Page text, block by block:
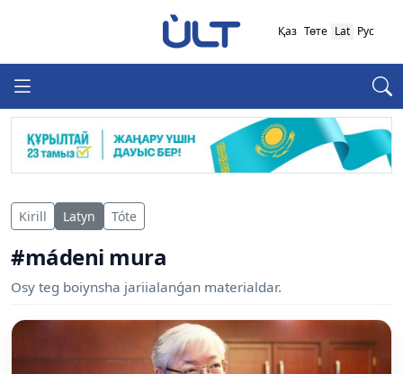
Қаз Төте Lat Рус
Kirill Latyn Tóte
#mádeni mura
Osy teg boiynsha jariialanǵan materialdar.